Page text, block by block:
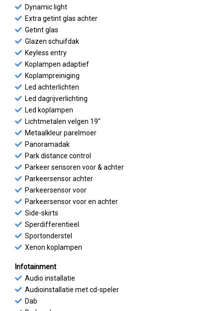
Dynamic light
Extra getint glas achter
Getint glas
Glazen schuifdak
Keyless entry
Koplampen adaptief
Koplampreiniging
Led achterlichten
Led dagrijverlichting
Led koplampen
Lichtmetalen velgen 19"
Metaalkleur parelmoer
Panoramadak
Park distance control
Parkeer sensoren voor & achter
Parkeersensor achter
Parkeersensor voor
Parkeersensor voor en achter
Side-skirts
Sperdifferentieel
Sportonderstel
Xenon koplampen
Infotainment
Audio installatie
Audioinstallatie met cd-speler
Dab